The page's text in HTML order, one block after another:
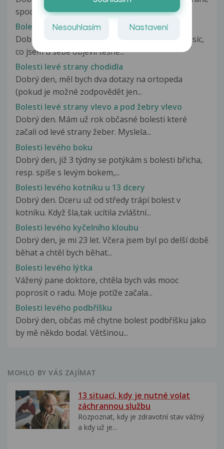
spodního břicha (od pupku...
Bolesti levé strany hrudníku
Dobrý den Mám takoví problém, už je to asi měsíc,
co jsem u sebe objevil tesně...
Bolesti levé strany chodidla
Dobrý den, měl bych dva dotazy na ortopeda
(pokud je možné zodpovědět jen...
Bolesti levé strany vlevo a pod žebry vlevo
Dobrý den. Mám už rok občasné bolesti které
začali od levé strany žeber. Myslela...
Bolesti levého boku
Dobrý den, již 3 týdny se potýkám s bolesti břicha,
resp. spíše s levým bokem,...
Bolesti levého kotníku u 13 dcery
Dobrý den. Dceru už od středy trápí bolest v
kotníku. Když šla,tak ucítila zvláštní...
Bolesti levého kyčelního kloubu
Dobrý den, je mi 23 let. Včera jsem byl po delší době
běhat a chtěl bych běhat...
Bolesti levého lýtka
Vážený pane doktore, chtěla bych vás mooc
poprosit o radu. Moje potíže začala...
Bolesti levého podbříšku
Dobrý den, občas mě chytne bolest podbříšku jako
by mě někdo bodal. Většinou...
MOHLO BY VÁS ZAJÍMAT
13 situací, kdy je nutné volat
záchrannou službu
Rozpoznat, kdy je zdravotní stav vážný
a kdy už je...
Nesouhlasím Nastavení